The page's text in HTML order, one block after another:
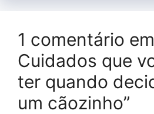
1 comentário em
Cuidados que
ter quando
um cãozinho”